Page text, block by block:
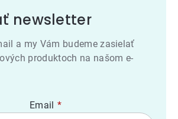
newsletter
a my Vám budeme zasielať
produktoch na našom e-
Email